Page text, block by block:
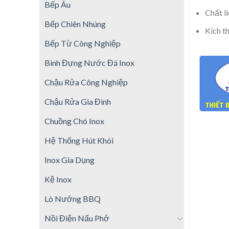
Bếp Âu
Bếp Chiên Nhúng
Bếp Từ Công Nghiệp
Bình Đựng Nước Đá Inox
Chậu Rửa Công Nghiệp
Chậu Rửa Gia Đình
Chuồng Chó Inox
Hệ Thống Hút Khói
Inox Gia Dụng
Kệ Inox
Lò Nướng BBQ
Nồi Điện Nấu Phở
Chất
Kích